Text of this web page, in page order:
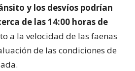
y los desvíos podrían
de las 14:00 horas de
a la velocidad de las faenas
de las condiciones de